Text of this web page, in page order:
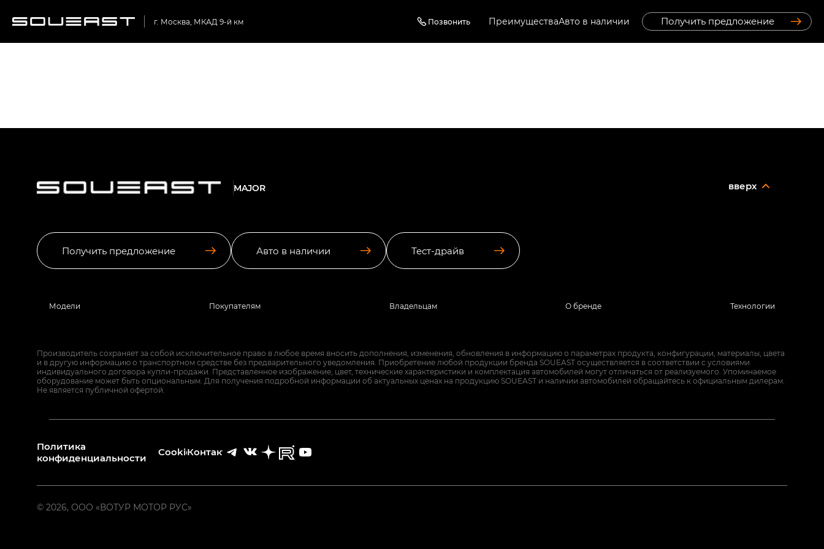
г. Москва, МКАД 9-й км Позвонить ПреимуществаАвто в наличии Получить предложение
Получить предложение Авто в наличии Тест-драйв
вверх
MAJOR
Модели Покупателям Владельцам О бренде Технологии
Производитель сохраняет за собой исключительное право в любое время вносить дополнения, изменения, обновления в информацию о параметрах продукта, конфигурации, материалы, цвета
и в другую информацию о транспортном средстве без предварительного уведомления. Приобретение любой продукции бренда SOUEAST осуществляется в соответствии с условиями
индивидуального договора купли-продажи. Представленное изображение, цвет, технические характеристики и комплектация автомобилей могут отличаться от реализуемого. Упоминаемое
оборудование может быть опциональным. Для получения подробной информации об актуальных ценах на продукцию SOUEAST и наличии автомобилей обращайтесь к официальным дилерам.
Не является публичной офертой.
© 2026, ООО «ВОТУР МОТОР РУС»
Политика
конфиденциальности
CookiesКонтакты